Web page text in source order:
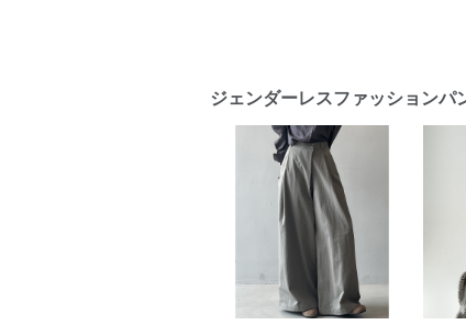
ジェンダーレスファッションパ